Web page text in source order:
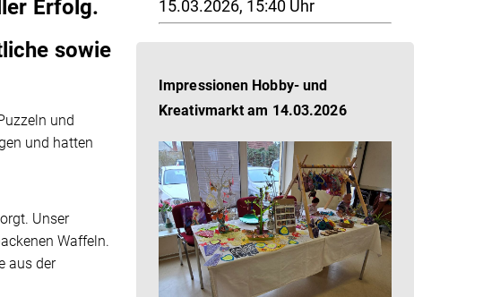
Erfolg.
sowie
und
und hatten
Unser
Waffeln.
aus der
15.03.2026, 15:40 Uhr
Impressionen Hobby- und
Kreativmarkt am 14.03.2026